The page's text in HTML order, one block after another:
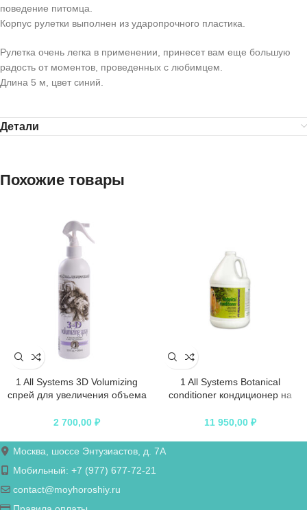
поведение питомца.
Корпус рулетки выполнен из ударопрочного пластика.
Рулетка очень легка в применении, принесет вам еще большую
радость от моментов, проведенных с любимцем.
Длина 5 м, цвет синий.
Детали
Похожие товары
1 All Systems 3D Volumizing
спрей для увеличения объема
2 700,00 ₽
1 All Systems Botanical
conditioner кондиционер на
3,78 л
11 950,00 ₽
Москва, шоссе Энтузиастов, д. 7А
Мобильный: +7 (977) 677-72-21
contact@moyhoroshiy.ru